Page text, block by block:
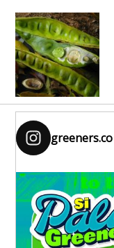
greeners.co